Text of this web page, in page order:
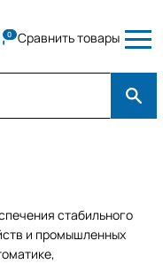
Сравнить товары
стабильного
и промышленных